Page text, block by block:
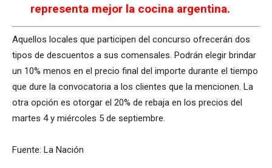
representa mejor la cocina argentina.
Aquellos locales que participen del concurso ofrecerán dos
tipos de descuentos a sus comensales. Podrán elegir brindar
un 10% menos en el precio final del importe durante el tiempo
que dure la convocatoria a los clientes que la mencionen. La
otra opción es otorgar el 20% de rebaja en los precios del
martes 4 y miércoles 5 de septiembre.
Fuente: La Nación